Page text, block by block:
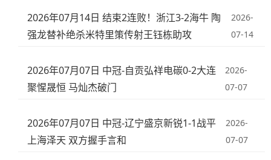
2026年07月14日 结束2连败！浙江3-2海牛 陶
强龙替补绝杀米特里策传射王钰栋助攻
2026-
07-14
2026年07月07日 中冠-自贡弘祥电碳0-2大连
聚惺晟恒 马灿杰破门
2026-
07-07
2026年07月07日 中冠-辽宁盛京新锐1-1战平
上海泽天 双方握手言和
2026-
07-07